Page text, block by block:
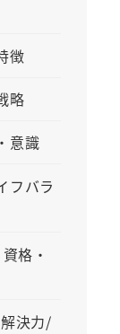
徴
略
意識
フバラ
格・
決力/